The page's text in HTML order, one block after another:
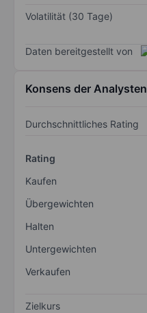
Volatilität (30 Tage)
Daten bereitgestellt von
Konsens der Analysten
Durchschnittliches Rating
Rating
Kaufen
Übergewichten
Halten
Untergewichten
Verkaufen
Zielkurs